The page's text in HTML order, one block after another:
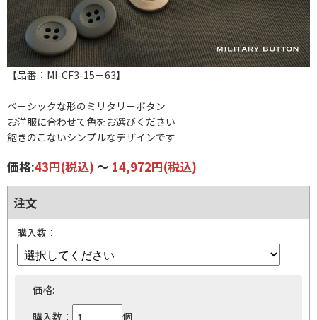
【品番：MI-CF3-15－63】
ベーシックな形のミリタリーボタン
お洋服に合わせて色をお選びください
飽きのこないシンプルなデザインです
価格:43円(税込) ～ 14,972円(税込)
注文
購入数：
価格: －
購入数：
個